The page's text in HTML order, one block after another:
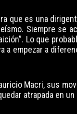
que es una
Siempre se
Lo que
a empezar a
Macri, sus
atrapada en